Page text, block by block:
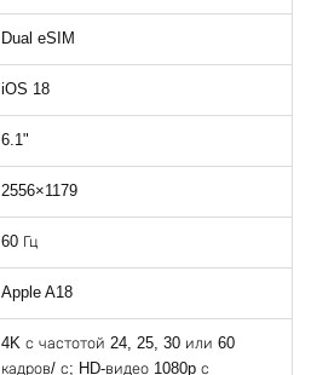
Dual eSIM
iOS 18
6.1"
2556×1179
60 Гц
Apple A18
4K с частотой 24, 25, 30 или 60
кадров/ с; HD-видео 1080p с